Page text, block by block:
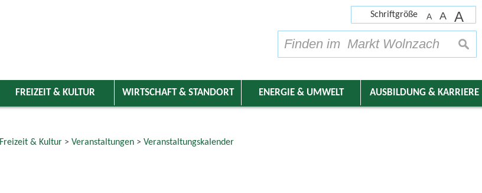
Schriftgröße A A A
FREIZEIT & KULTUR WIRTSCHAFT & STANDORT ENERGIE & UMWELT AUSBILDUNG & KARRIERE
Freizeit & Kultur> Veranstaltungen> Veranstaltungskalender